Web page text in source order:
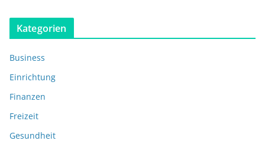
Kategorien
Business
Einrichtung
Finanzen
Freizeit
Gesundheit